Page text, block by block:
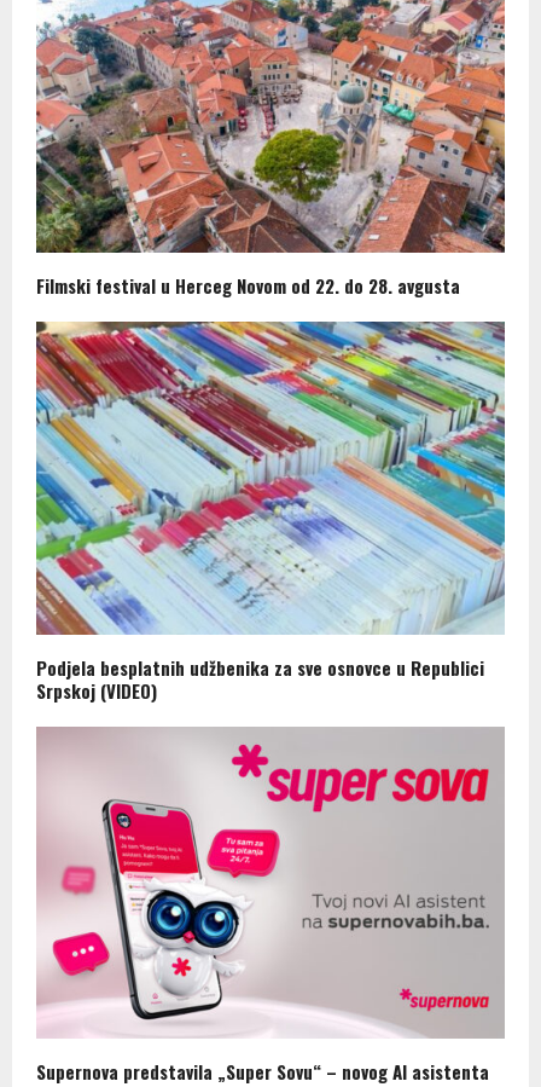
Filmski festival u Herceg Novom od 22. do 28. avgusta
Podjela besplatnih udžbenika za sve osnovce u Republici
Srpskoj (VIDEO)
Supernova predstavila „Super Sovu“ – novog AI asistenta